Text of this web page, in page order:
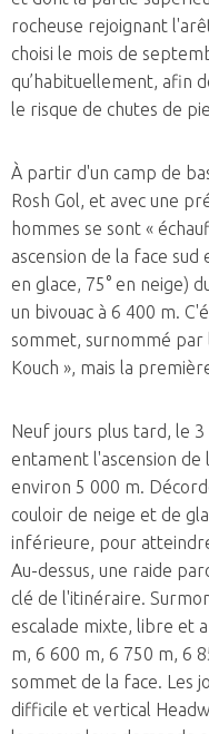
rocheuse rejoignant
choisi le mois de
qu’habituellement, afin
le risque de chutes de
À partir d'un camp de
Rosh Gol, et avec une
hommes se sont «
ascension de la face
en glace, 75° en neige)
un bivouac à 6 400 m.
sommet, surnommé par
Kouch », mais la
Neuf jours plus tard, le
entament l'ascension
environ 5 000 m.
couloir de neige et de
inférieure, pour
Au-dessus, une raide
clé de l'itinéraire.
escalade mixte, libre et
m, 6 600 m, 6 750 m, 6
sommet de la face. Les
difficile et vertical